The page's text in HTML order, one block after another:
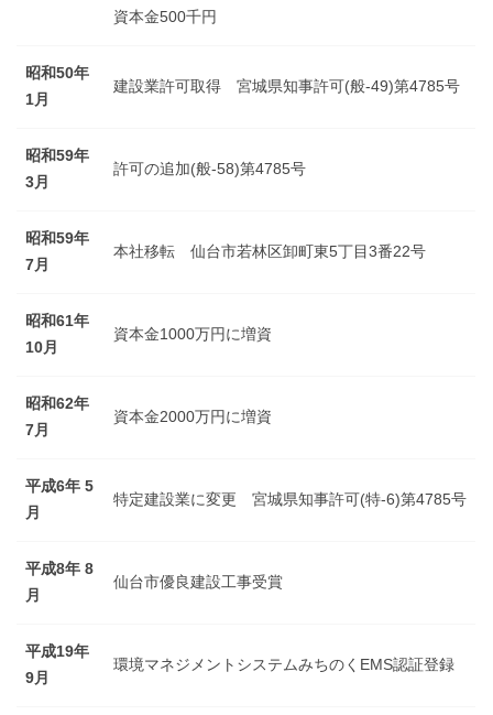
資本金500千円
昭和50年
1月
建設業許可取得 宮城県知事許可(般-49)第4785号
昭和59年
3月
許可の追加(般-58)第4785号
昭和59年
7月
本社移転 仙台市若林区卸町東5丁目3番22号
昭和61年
10月
資本金1000万円に増資
昭和62年
7月
資本金2000万円に増資
平成6年 5
月
特定建設業に変更 宮城県知事許可(特-6)第4785号
平成8年 8
月
仙台市優良建設工事受賞
平成19年
9月
環境マネジメントシステムみちのくEMS認証登録